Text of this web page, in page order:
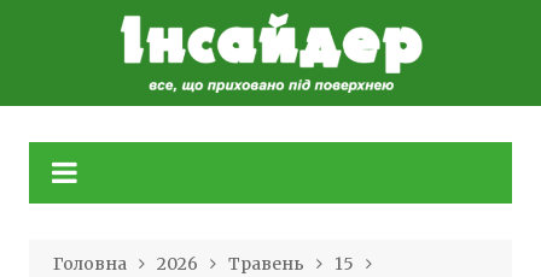
Головна 2026 Травень
15